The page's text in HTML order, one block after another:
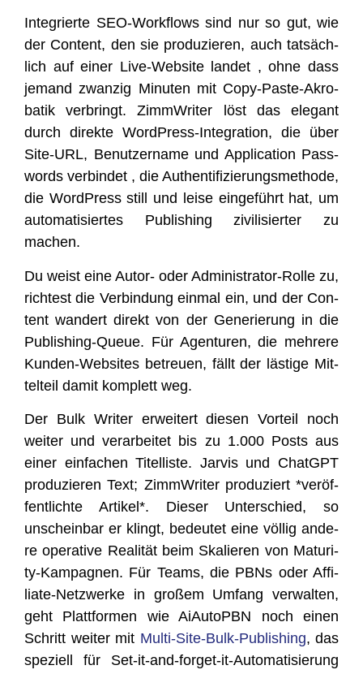
Inte­grier­te SEO-Work­flows sind nur so gut, wie
der Con­tent, den sie pro­du­zie­ren, auch tat­säch­
lich auf einer Live-Web­site lan­det , ohne dass
jemand zwan­zig Minu­ten mit Copy-Pas­te-Akro­
ba­tik ver­bringt. Zimm­Wri­ter löst das ele­gant
durch direk­te Word­Press-Inte­gra­ti­on, die über
Site-URL, Benut­zer­na­me und Appli­ca­ti­on Pass­
words ver­bin­det , die Authen­ti­fi­zie­rungs­me­tho­de,
die Word­Press still und lei­se ein­ge­führt hat, um
auto­ma­ti­sier­tes Publi­shing zivi­li­sier­ter zu
machen.
Du weist eine Autor- oder Admi­nis­tra­tor-Rol­le zu,
rich­test die Ver­bin­dung ein­mal ein, und der Con­
tent wan­dert direkt von der Gene­rie­rung in die
Publi­shing-Queue. Für Agen­tu­ren, die meh­re­re
Kun­den-Web­sites betreu­en, fällt der läs­ti­ge Mit­
tel­teil damit kom­plett weg.
Der Bulk Wri­ter erwei­tert die­sen Vor­teil noch
wei­ter und ver­ar­bei­tet bis zu 1.000 Posts aus
einer ein­fa­chen Titel­lis­te. Jar­vis und ChatGPT
pro­du­zie­ren Text; Zimm­Wri­ter pro­du­ziert *ver­öf­
fent­lich­te Arti­kel*. Die­ser Unter­schied, so
unschein­bar er klingt, bedeu­tet eine völ­lig ande­
re ope­ra­ti­ve Rea­li­tät beim Ska­lie­ren von Matu­ri­
ty-Kam­pa­gnen. Für Teams, die PBNs oder Affi­
lia­te-Netz­wer­ke in gro­ßem Umfang ver­wal­ten,
geht Platt­for­men wie AiAu­toPBN noch einen
Schritt wei­ter mit Mul­ti-Site-Bulk-Publi­shing, das
spe­zi­ell für Set-it-and-for­get-it-Auto­ma­ti­sie­rung